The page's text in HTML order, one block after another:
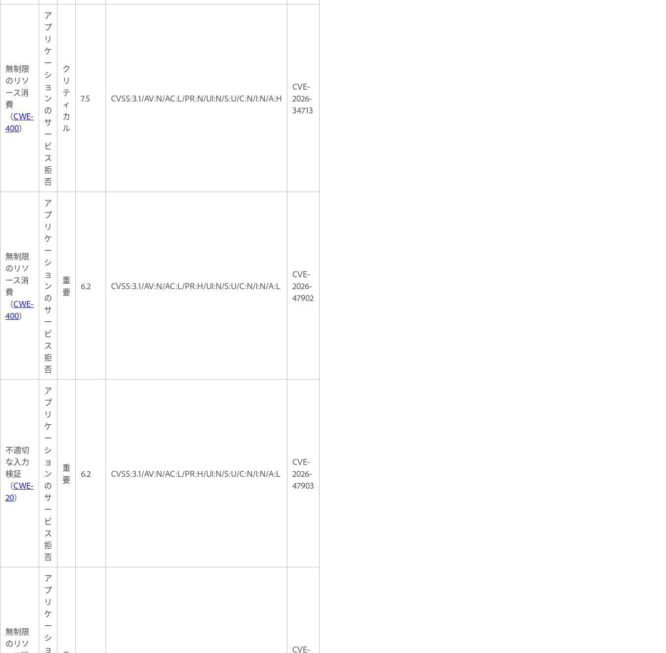
無制限
のリソ
ース消
費
（CWE-
400）
ア
プ
リ
ケ
ー
シ
ョ
ン
の
サ
ー
ビ
ス
拒
否
ク
リ
テ
ィ
カ
ル
7.5 CVSS:3.1/AV:N/AC:L/PR:N/UI:N/S:U/C:N/I:N/A:H
CVE-
2026-
34713
無制限
のリソ
ース消
費
（CWE-
400）
ア
プ
リ
ケ
ー
シ
ョ
ン
の
サ
ー
ビ
ス
拒
否
重
要
6.2 CVSS:3.1/AV:N/AC:L/PR:H/UI:N/S:U/C:N/I:N/A:L
CVE-
2026-
47902
不適切
な入力
検証
（CWE-
20）
ア
プ
リ
ケ
ー
シ
ョ
ン
の
サ
ー
ビ
ス
拒
否
重
要
6.2 CVSS:3.1/AV:N/AC:L/PR:H/UI:N/S:U/C:N/I:N/A:L
CVE-
2026-
47903
無制限
のリソ
ア
プ
リ
ケ
ー
シ
ョ
CVE-